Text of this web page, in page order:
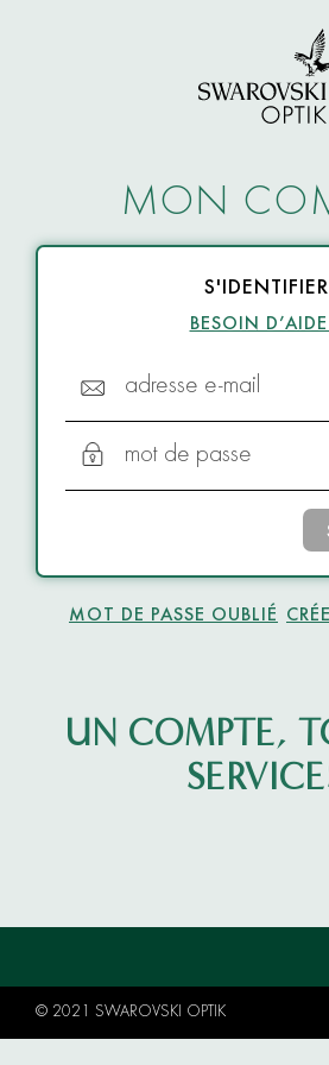
MON
S'IDENTIFIER
BESOIN
adresse e-mail
mot de passe
MOT DE PASSE OUBLIÉ
UN COMPTE,
© 2021 SWAROVSKI OPTIK